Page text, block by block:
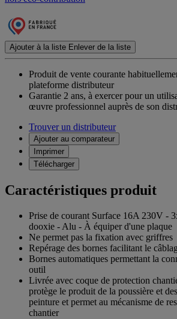
Ajouter à la liste Enlever de la liste
Produit de vente courante
plateforme distributeur
Garantie 2 ans, à exercer pour un
œuvre professionnel auprès de son
Trouver un distributeur
Ajouter au comparateur
Imprimer
Télécharger
Caractéristiques produit
Prise de courant Surface 16A 230V -
dooxie - Alu - À équiper d'une plaque
Ne permet pas la fixation avec griffres
Repérage des bornes facilitant le
Bornes automatiques permettant la
outil
Livrée avec coque de protection
protège le produit de la poussière et
peinture et permet au mécanisme de
chantier